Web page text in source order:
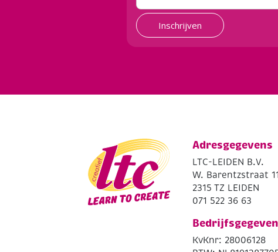
Inschrijven
Adresgegevens
LTC-LEIDEN B.V.
W. Barentzstraat
2315 TZ LEIDEN
071 522 36 63
KvKnr: 28006128